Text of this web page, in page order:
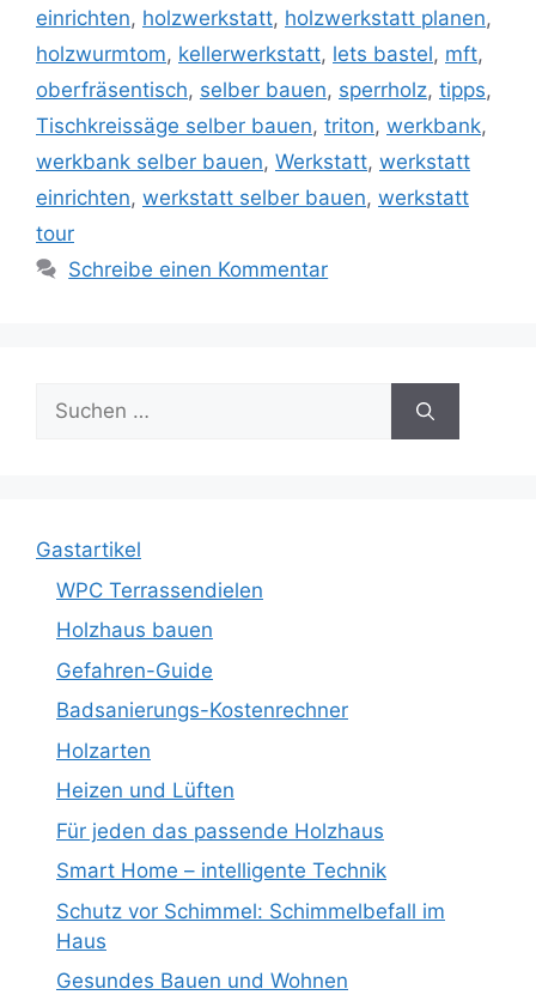
einrichten, holzwerkstatt, holzwerkstatt planen,
holzwurmtom, kellerwerkstatt, lets bastel, mft,
oberfräsentisch, selber bauen, sperrholz, tipps,
Tischkreissäge selber bauen, triton, werkbank,
werkbank selber bauen, Werkstatt, werkstatt
einrichten, werkstatt selber bauen, werkstatt
tour
Schreibe einen Kommentar
Suche
nach:
Gastartikel
WPC Terrassendielen
Holzhaus bauen
Gefahren-Guide
Badsanierungs-Kostenrechner
Holzarten
Heizen und Lüften
Für jeden das passende Holzhaus
Smart Home – intelligente Technik
Schutz vor Schimmel: Schimmelbefall im
Haus
Gesundes Bauen und Wohnen